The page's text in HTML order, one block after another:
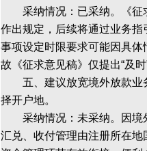
采纳情况：已采纳。《征
作出规定，后续将通过业务
事项设定时限要求可能因具体
故《征求意见稿》仅提出“及时
五、建议放宽境外放款业
择开户地。
采纳情况：未采纳。因境
汇兑、收付管理由注册所在